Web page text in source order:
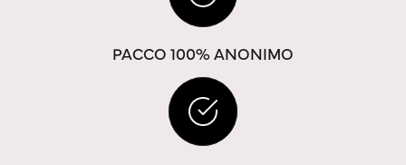
PACCO 100% ANONIMO